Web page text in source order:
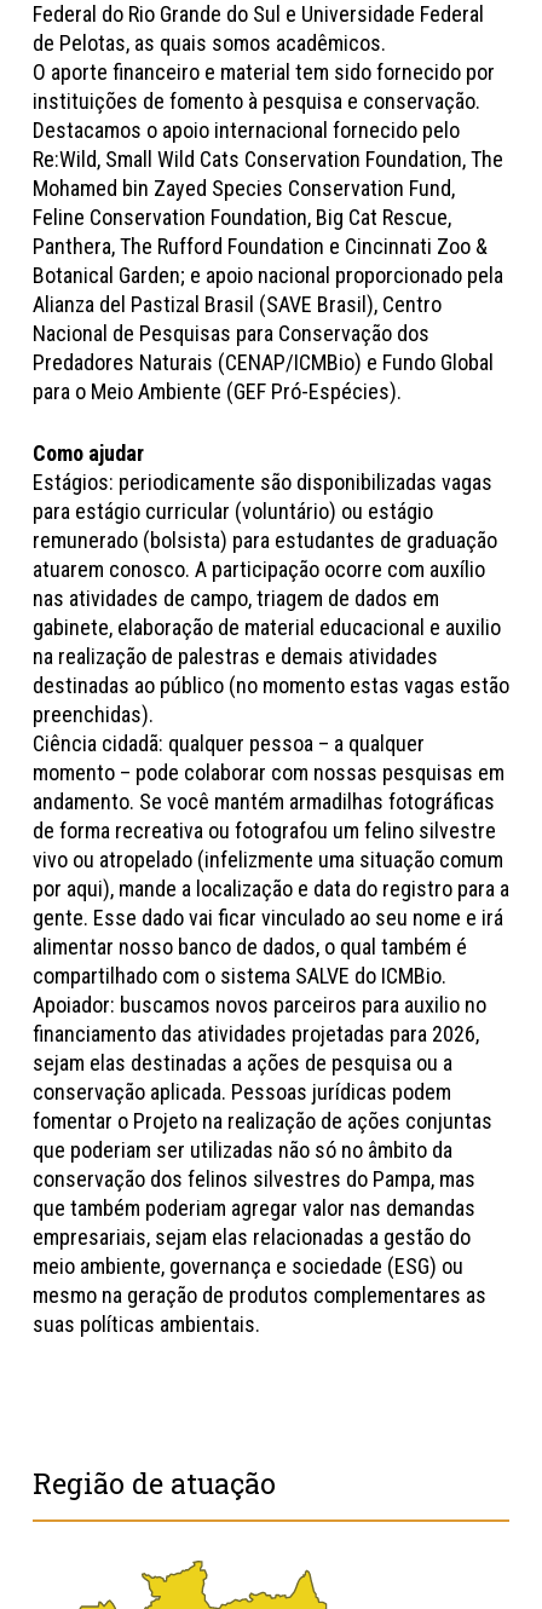
Federal do Rio Grande do Sul e Universidade Federal
de Pelotas, as quais somos acadêmicos.
O aporte financeiro e material tem sido fornecido por
instituições de fomento à pesquisa e conservação.
Destacamos o apoio internacional fornecido pelo
Re:Wild, Small Wild Cats Conservation Foundation, The
Mohamed bin Zayed Species Conservation Fund,
Feline Conservation Foundation, Big Cat Rescue,
Panthera, The Rufford Foundation e Cincinnati Zoo &
Botanical Garden; e apoio nacional proporcionado pela
Alianza del Pastizal Brasil (SAVE Brasil), Centro
Nacional de Pesquisas para Conservação dos
Predadores Naturais (CENAP/ICMBio) e Fundo Global
para o Meio Ambiente (GEF Pró-Espécies).
Como ajudar
Estágios: periodicamente são disponibilizadas vagas
para estágio curricular (voluntário) ou estágio
remunerado (bolsista) para estudantes de graduação
atuarem conosco. A participação ocorre com auxílio
nas atividades de campo, triagem de dados em
gabinete, elaboração de material educacional e auxilio
na realização de palestras e demais atividades
destinadas ao público (no momento estas vagas estão
preenchidas).
Ciência cidadã: qualquer pessoa – a qualquer
momento – pode colaborar com nossas pesquisas em
andamento. Se você mantém armadilhas fotográficas
de forma recreativa ou fotografou um felino silvestre
vivo ou atropelado (infelizmente uma situação comum
por aqui), mande a localização e data do registro para a
gente. Esse dado vai ficar vinculado ao seu nome e irá
alimentar nosso banco de dados, o qual também é
compartilhado com o sistema SALVE do ICMBio.
Apoiador: buscamos novos parceiros para auxilio no
financiamento das atividades projetadas para 2026,
sejam elas destinadas a ações de pesquisa ou a
conservação aplicada. Pessoas jurídicas podem
fomentar o Projeto na realização de ações conjuntas
que poderiam ser utilizadas não só no âmbito da
conservação dos felinos silvestres do Pampa, mas
que também poderiam agregar valor nas demandas
empresariais, sejam elas relacionadas a gestão do
meio ambiente, governança e sociedade (ESG) ou
mesmo na geração de produtos complementares as
suas políticas ambientais.
Região de atuação